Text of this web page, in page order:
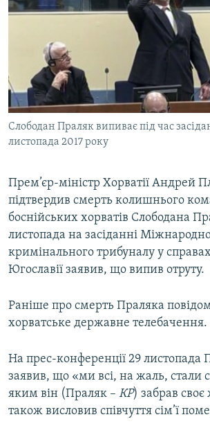
СПЕЦПРОЕКТИ
ВІДЕОУРОКИ «ELIFBE»
СВІДЧЕННЯ ОКУПАЦІЇ
УКРАЇНСЬКА ПРОБЛЕМА КРИМУ
ІНФОГРАФІКА
ЯК ОБІЙТИ БЛОКУВАННЯ
Русский
Qırımtatar
ДОЛУЧАЙСЯ!
Усі сайти RFE/RL
Слободан Праляк випиває під час
листопада 2017 року
Прем’єр-міністр Хорватії Андрей
підтвердив смерть колишнього
боснійських хорватів Слободана
листопада на засіданні
кримінального трибуналу у
Югославії заявив, що випив отруту.
Раніше про смерть Праляка
хорватське державне телебачення.
На прес-конференції 29 листопада
заявив, що «ми всі, на жаль, стали
яким він (Праляк – КР) забрав
також висловив співчуття сім’ї